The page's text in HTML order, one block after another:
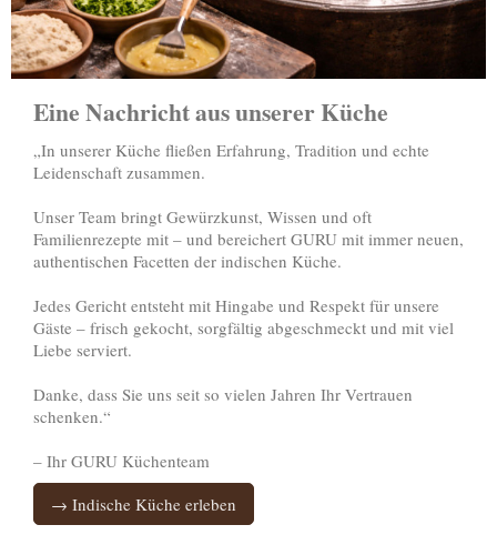
Eine Nachricht aus unserer Küche
„In unserer Küche fließen Erfahrung, Tradition und echte
Leidenschaft zusammen.
Unser Team bringt Gewürzkunst, Wissen und oft
Familienrezepte mit – und bereichert GURU mit immer neuen,
authentischen Facetten der indischen Küche.
Jedes Gericht entsteht mit Hingabe und Respekt für unsere
Gäste – frisch gekocht, sorgfältig abgeschmeckt und mit viel
Liebe serviert.
Danke, dass Sie uns seit so vielen Jahren Ihr Vertrauen
schenken.“
– Ihr GURU Küchenteam
→ Indische Küche erleben